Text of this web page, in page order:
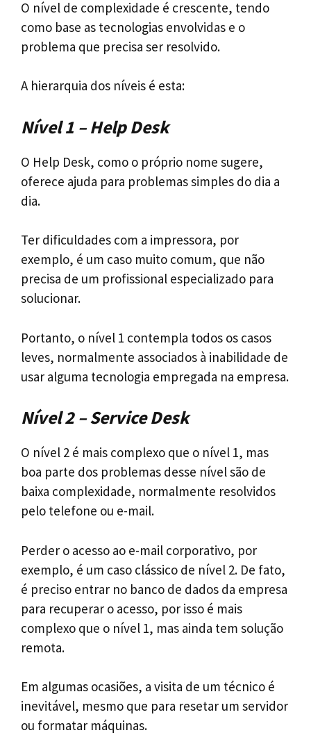
O nível de complexidade é crescente, tendo
como base as tecnologias envolvidas e o
problema que precisa ser resolvido.
A hierarquia dos níveis é esta:
Nível 1 – Help Desk
O Help Desk, como o próprio nome sugere,
oferece ajuda para problemas simples do dia a
dia.
Ter dificuldades com a impressora, por
exemplo, é um caso muito comum, que não
precisa de um profissional especializado para
solucionar.
Portanto, o nível 1 contempla todos os casos
leves, normalmente associados à inabilidade de
usar alguma tecnologia empregada na empresa.
Nível 2 – Service Desk
O nível 2 é mais complexo que o nível 1, mas
boa parte dos problemas desse nível são de
baixa complexidade, normalmente resolvidos
pelo telefone ou e-mail.
Perder o acesso ao e-mail corporativo, por
exemplo, é um caso clássico de nível 2. De fato,
é preciso entrar no banco de dados da empresa
para recuperar o acesso, por isso é mais
complexo que o nível 1, mas ainda tem solução
remota.
Em algumas ocasiões, a visita de um técnico é
inevitável, mesmo que para resetar um servidor
ou formatar máquinas.